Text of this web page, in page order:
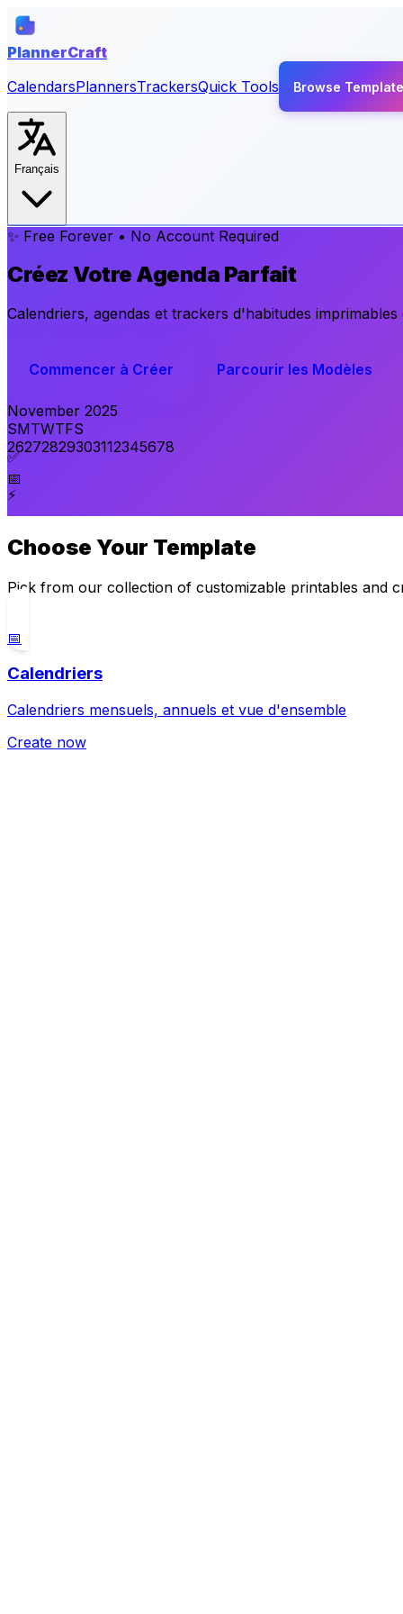
PlannerCraft
CalendarsPlannersTrackersQuick Tools Browse
Français
✨ Free Forever • No Account Required
Créez Votre Agenda Parfait
Calendriers, agendas et trackers d'habitudes
Commencer à Créer Parcourir les Modèles
November 2025
SMTWTFS
26272829303112345678
✅
📅
⚡
Choose Your Template
Pick from our collection of customizable printables and
📅
Calendriers
Calendriers mensuels, annuels et vue d'ensemble
Create now